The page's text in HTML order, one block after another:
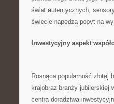
świat autentycznych,
świecie napędza popyt na
Inwestycyjny aspekt
Rosnąca popularność
krajobraz branży jubilerskiej
centra doradztwa